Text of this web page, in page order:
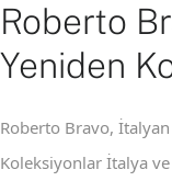
Roberto
Yeniden
Roberto Bravo,
Koleksiyonlar İtalya